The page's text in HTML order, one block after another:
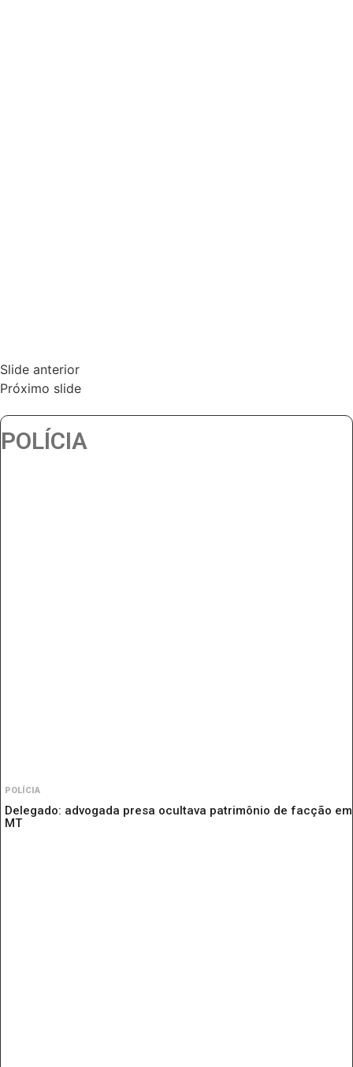
Slide anterior
Próximo slide
POLÍCIA
POLÍCIA
Delegado: advogada presa ocultava patrimônio de facção em
MT